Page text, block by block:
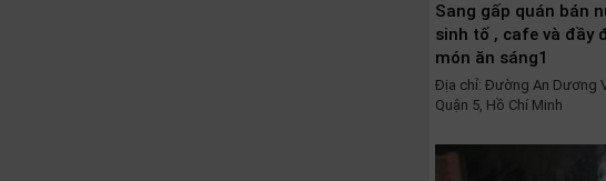
Sang gấp quán bán
sinh tố , cafe và đầy
món ăn sáng1
Địa chỉ: Đường An Dương
Quận 5, Hồ Chí Minh